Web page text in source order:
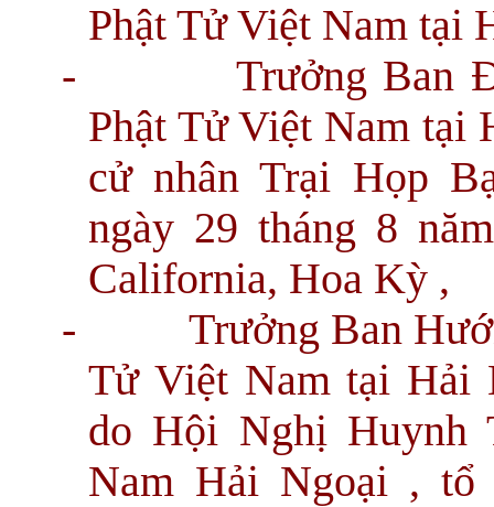
Phật Tử Việt Nam tại
-
Trưởng Ban
Phật Tử Việt Nam tại
cử nhân Trại Họp
ngày 29 tháng 8
California, Hoa Kỳ ,
-
Trưởng Ban
Tử Việt Nam tại Hải
do Hội Nghị Huynh
Nam Hải Ngoại , tổ